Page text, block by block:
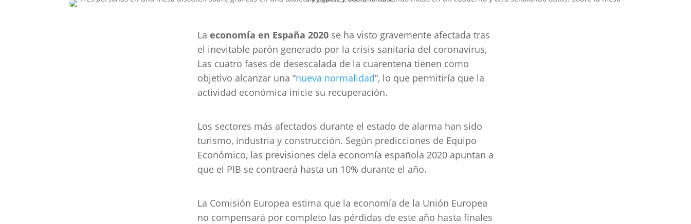
La economía en España 2020 se ha visto gravemente afectada tras
el inevitable parón generado por la crisis sanitaria del coronavirus,
Las cuatro fases de desescalada de la cuarentena tienen como
objetivo alcanzar una “nueva normalidad”, lo que permitiría que la
actividad económica inicie su recuperación.
Los sectores más afectados durante el estado de alarma han sido
turismo, industria y construcción. Según predicciones de Equipo
Económico, las previsiones dela economía española 2020 apuntan a
que el PIB se contraerá hasta un 10% durante el año.
La Comisión Europea estima que la economía de la Unión Europea
no compensará por completo las pérdidas de este año hasta finales